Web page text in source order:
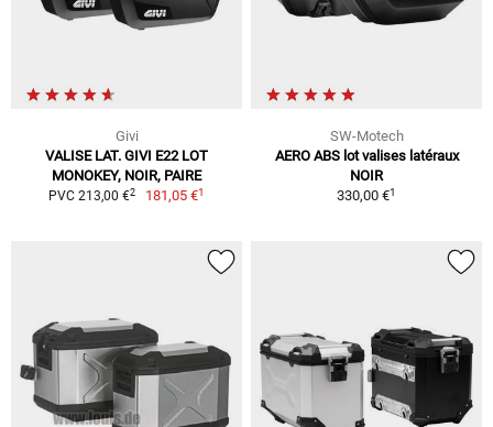
Givi
VALISE LAT. GIVI E22 LOT
MONOKEY, NOIR, PAIRE
PVC 213,00 €2 181,05 €1
SW-Motech
AERO ABS lot valises latéraux
NOIR
330,00 €1